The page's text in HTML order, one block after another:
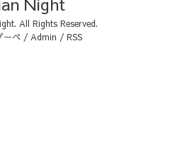
. All Rights Reserved.
ーペ/ Admin / RSS